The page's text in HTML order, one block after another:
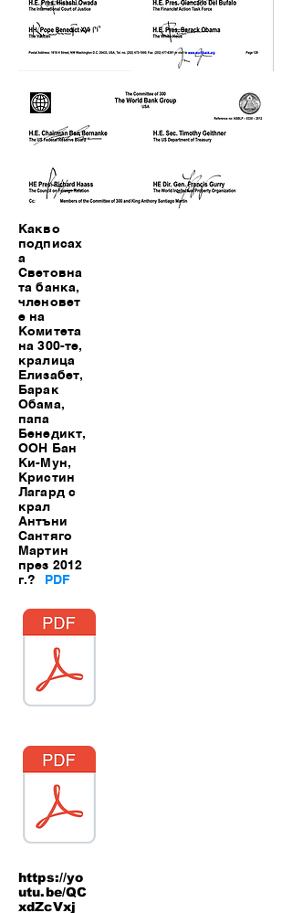
Какво
подписах
а
Световна
та банка,
членовет
е на
Комитета
на 300-те,
кралица
Елизабет,
Барак
Обама,
папа
Бенедикт,
ООН Бан
Ки-Мун,
Кристин
Лагард с
крал
Антъни
Сантяго
Мартин
през 2012
г.?
PDF
https://yo
utu.be/QC
xdZcVxj